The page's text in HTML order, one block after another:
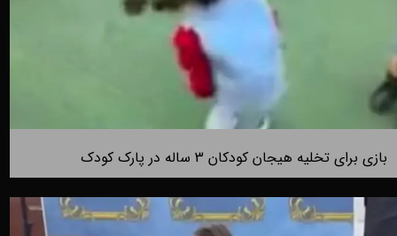
بازی برای تخلیه هیجان کودکان 3 ساله در پارک کودک